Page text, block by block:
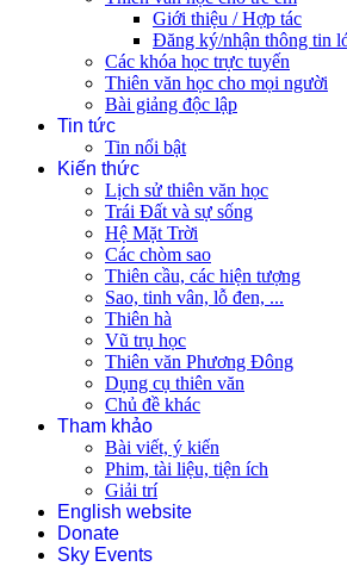
Giới thiệu / Hợp tác
Đăng ký/nhận thông tin
Các khóa học trực tuyến
Thiên văn học cho mọi người
Bài giảng độc lập
Tin tức
Tin nổi bật
Kiến thức
Lịch sử thiên văn học
Trái Đất và sự sống
Hệ Mặt Trời
Các chòm sao
Thiên cầu, các hiện tượng
Sao, tinh vân, lỗ đen, ...
Thiên hà
Vũ trụ học
Thiên văn Phương Đông
Dụng cụ thiên văn
Chủ đề khác
Tham khảo
Bài viết, ý kiến
Phim, tài liệu, tiện ích
Giải trí
English website
Donate
Sky Events